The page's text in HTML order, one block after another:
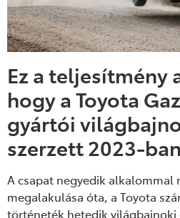
Ez a teljesítmény
hogy a Toyota
gyártói
szerzett 2023-
A csapat negyedik alkalommal
megalakulása óta, a Toyota
történeték hetedik világbajnoki